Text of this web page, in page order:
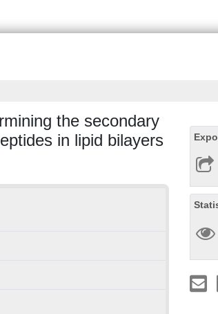
the secondary
in lipid bilayers